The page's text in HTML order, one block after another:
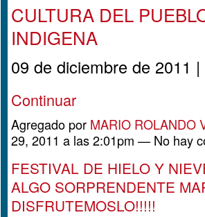
CULTURA DEL
INDIGENA
09 de diciembre de 2011
Continuar
Agregado por MARIO ROLANDO
29, 2011 a las 2:01pm — No hay
FESTIVAL DE HIELO Y
ALGO SORPRENDENTE
DISFRUTEMOSLO!!!!!